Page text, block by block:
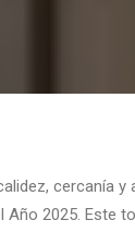
cercanía y
Año 2025. Este